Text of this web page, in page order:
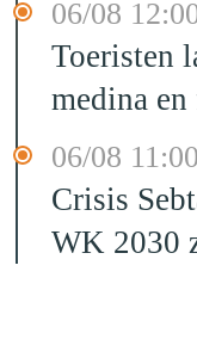
06/08
Toeristen
medina
06/08 11:00
Crisis
WK 2030